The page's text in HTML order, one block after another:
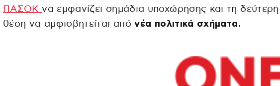
ΠΑΣΟΚνα εμφανίζει σημάδια υποχώρησης και τη δεύτερη
θέση να αμφισβητείται απόνέα πολιτικά σχήματα.